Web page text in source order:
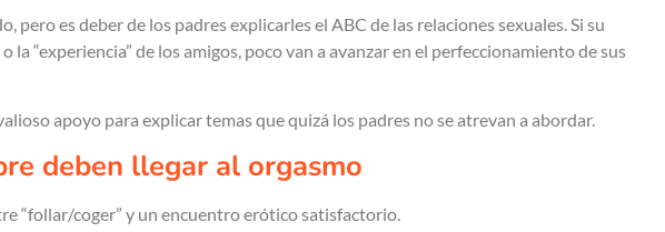
pero es deber de los padres explicarles el ABC de las relaciones sexuales. Si su
la “experiencia” de los amigos, poco van a avanzar en el perfeccionamiento de sus
apoyo para explicar temas que quizá los padres no se atrevan a abordar.
deben llegar al orgasmo
“follar/coger” y un encuentro erótico satisfactorio.